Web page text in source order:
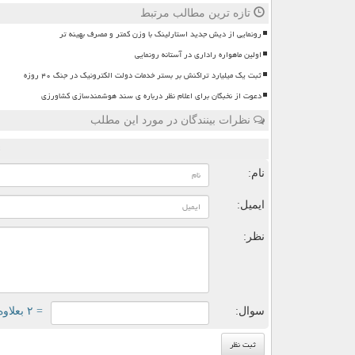
تازه ترین مطالب مرتبط
رونمایی از دیش جدید استارلینک با وزن کمتر و مصرف بهینه تر
اولین ماهواره راداری در آستانه رونمایی
ثبت یک میلیارد تراکنش بر بستر خدمات دولت الکترونیک در جنگ ۴۰ روزه
دعوت از نخبگان برای اعلام نظر درباره ی سند هوشمندسازی کشاورزی
نظرات بینندگان در مورد این مطلب
نام:
ایمیل:
نظر:
سوال: = ۲ بعلاوه ۱